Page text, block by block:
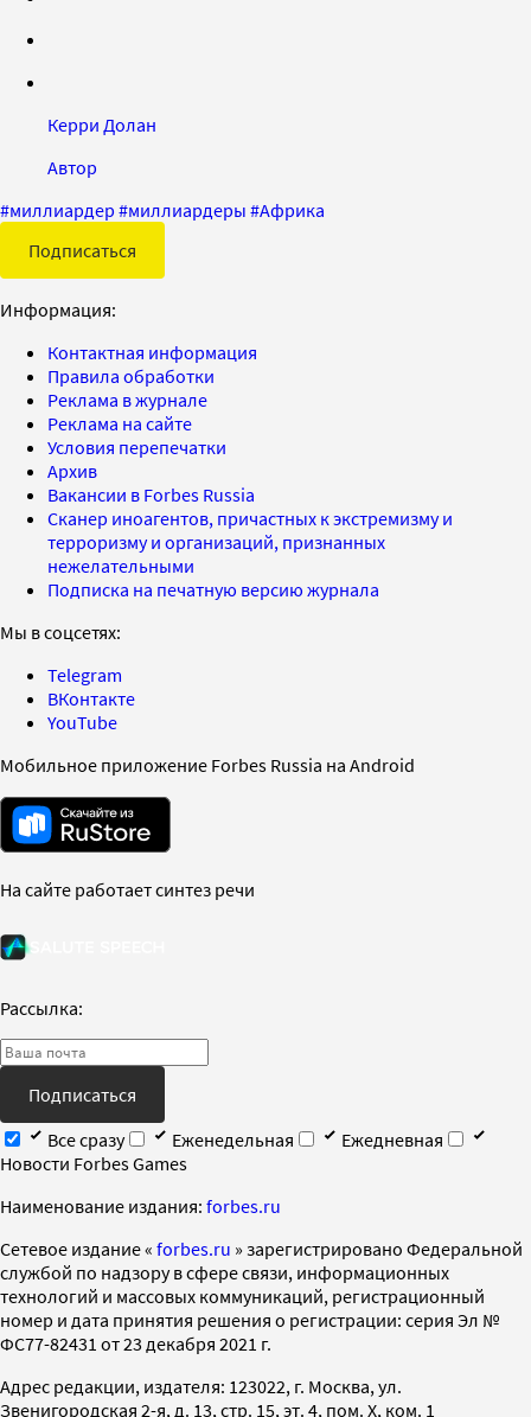
Керри Долан
Автор
#миллиардер #миллиардеры #Африка
Подписаться
Информация:
Контактная информация
Правила обработки
Реклама в журнале
Реклама на сайте
Условия перепечатки
Архив
Вакансии в Forbes Russia
Сканер иноагентов, причастных к экстремизму и
терроризму и организаций, признанных
нежелательными
Подписка на печатную версию журнала
Мы в соцсетях:
Telegram
ВКонтакте
YouTube
Мобильное приложение Forbes Russia на Android
На сайте работает синтез речи
Рассылка:
Подписаться
Все сразу
Еженедельная
Ежедневная
Новости Forbes Games
Наименование издания: forbes.ru
Cетевое издание « forbes.ru » зарегистрировано Федеральной
службой по надзору в сфере связи, информационных
технологий и массовых коммуникаций, регистрационный
номер и дата принятия решения о регистрации: серия Эл №
ФС77-82431 от 23 декабря 2021 г.
Адрес редакции, издателя: 123022, г. Москва, ул.
Звенигородская 2-я, д. 13, стр. 15, эт. 4, пом. X, ком. 1